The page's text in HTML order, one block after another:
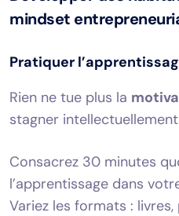
mindset
Pratiquer
Rien ne tue plus la
stagner
Consacrez 30 minutes
l’apprentissage dans
Variez les formats :